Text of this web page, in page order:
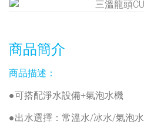
商品簡介
商品描述：
●可搭配淨水設備+氣泡水機
●出水選擇：常溫水/冰水/氣泡水